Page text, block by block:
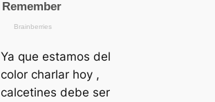
Ya que estamos del
color charlar hoy ,
calcetines debe ser